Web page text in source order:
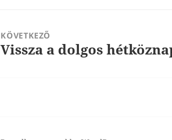
KÖVETKEZŐ
Következő
Vissza a dolgos